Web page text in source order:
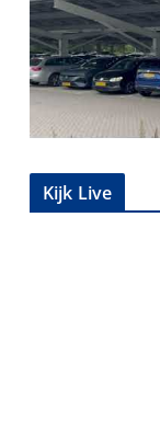
Kijk Live